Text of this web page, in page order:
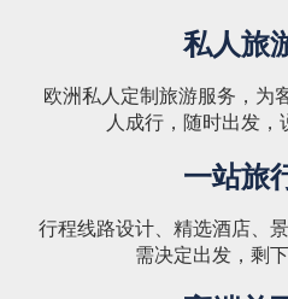
私人旅
欧洲私人定制旅游服务，为
人成行，随时出发，
一站旅
行程线路设计、精选酒店、
需决定出发，剩